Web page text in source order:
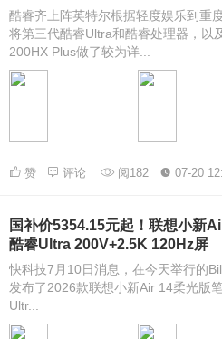
酷睿齐上阵英特尔根据轻度娱乐到重
将第三代酷睿Ultra和酷睿处理器，以
200HX Plus做了较为详...
赞 评论 阅182 07-20
国补价5354.15元起！联想小新
酷睿Ultra 200V+2.5K 120Hz屏
快科技7月10日消息，在今天举行的
发布了2026款联想小新Air 14柔光版
Ultr...